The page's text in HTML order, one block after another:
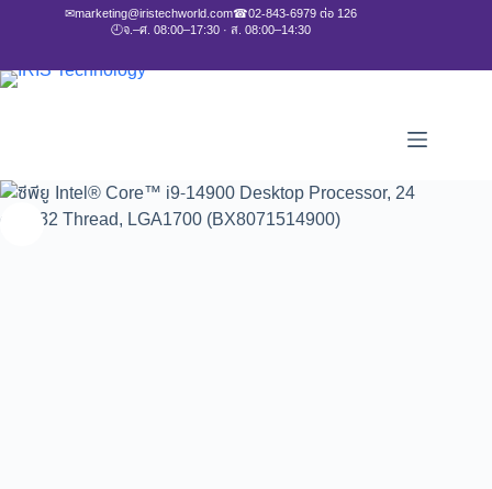
✉marketing@iristechworld.com☎02-843-6979 ต่อ 126
🕘จ.–ศ. 08:00–17:30 · ส. 08:00–14:30